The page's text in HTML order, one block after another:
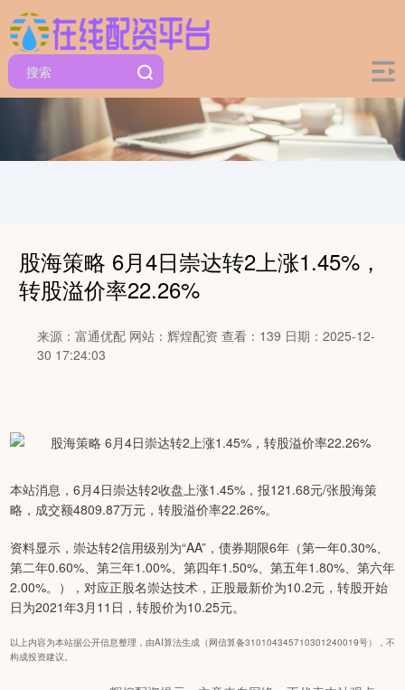
股海策略 6月4日崇达转2上涨1.45%，
转股溢价率22.26%
来源：富通优配 网站：辉煌配资 查看：139 日期：2025-12-
30 17:24:03
本站消息，6月4日崇达转2收盘上涨1.45%，报121.68元/张股海策
略，成交额4809.87万元，转股溢价率22.26%。
资料显示，崇达转2信用级别为“AA”，债券期限6年（第一年0.30%、
第二年0.60%、第三年1.00%、第四年1.50%、第五年1.80%、第六年
2.00%。），对应正股名崇达技术，正股最新价为10.2元，转股开始
日为2021年3月11日，转股价为10.25元。
以上内容为本站据公开信息整理，由AI算法生成（网信算备310104345710301240019号），不
构成投资建议。